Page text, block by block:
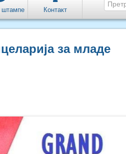
штампе Контакт
за младе